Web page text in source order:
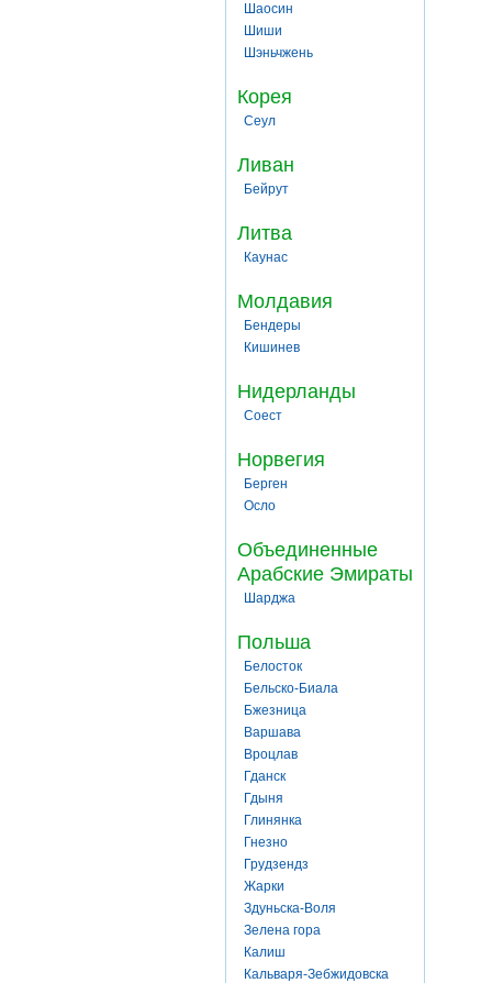
Шаосин
Шиши
Шэньчжень
Корея
Сеул
Ливан
Бейрут
Литва
Каунас
Молдавия
Бендеры
Кишинев
Нидерланды
Соест
Норвегия
Берген
Осло
Объединенные
Арабские Эмираты
Шарджа
Польша
Белосток
Бельско-Биала
Бжезница
Варшава
Вроцлав
Гданск
Гдыня
Глинянка
Гнезно
Грудзендз
Жарки
Здуньска-Воля
Зелена гора
Калиш
Кальваря-Зебжидовска